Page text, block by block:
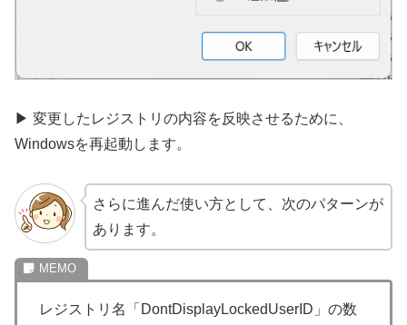
▶ 変更したレジストリの内容を反映させるために、
Windowsを再起動します。
さらに進んだ使い方として、次のパターンが
あります。
レジストリ名「DontDisplayLockedUserID」の数